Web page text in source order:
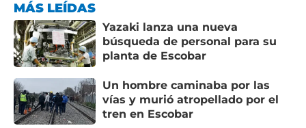
MÁS LEÍDAS
Yazaki lanza una nueva
búsqueda de personal para su
planta de Escobar
Un hombre caminaba por las
vías y murió atropellado por el
tren en Escobar